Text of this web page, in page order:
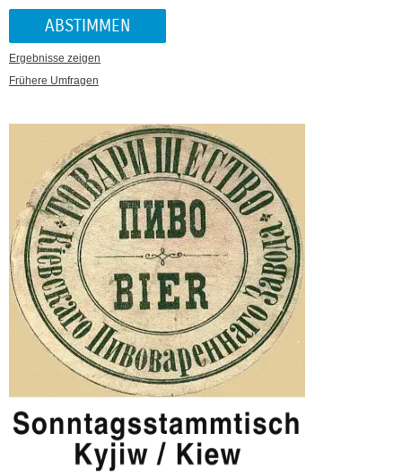
Ergebnisse zeigen
Frühere Umfragen